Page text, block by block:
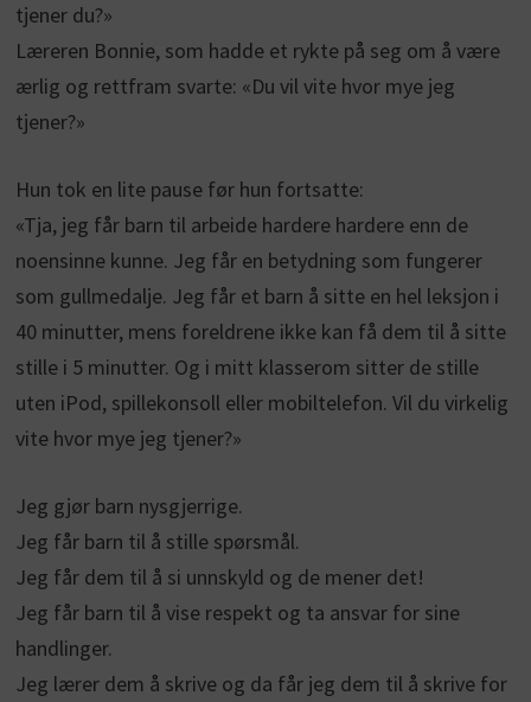
tjener du?»
Læreren Bonnie, som hadde et rykte på seg om å være
ærlig og rettfram svarte: «Du vil vite hvor mye jeg
tjener?»
Hun tok en lite pause før hun fortsatte:
«Tja, jeg får barn til arbeide hardere hardere enn de
noensinne kunne. Jeg får en betydning som fungerer
som gullmedalje. Jeg får et barn å sitte en hel leksjon i
40 minutter, mens foreldrene ikke kan få dem til å sitte
stille i 5 minutter. Og i mitt klasserom sitter de stille
uten iPod, spillekonsoll eller mobiltelefon. Vil du virkelig
vite hvor mye jeg tjener?»
Jeg gjør barn nysgjerrige.
Jeg får barn til å stille spørsmål.
Jeg får dem til å si unnskyld og de mener det!
Jeg får barn til å vise respekt og ta ansvar for sine
handlinger.
Jeg lærer dem å skrive og da får jeg dem til å skrive for